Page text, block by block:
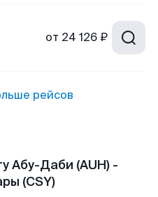
от 24 126 ₽
рейсов
Абу-Даби (AUH) -
(CSY)